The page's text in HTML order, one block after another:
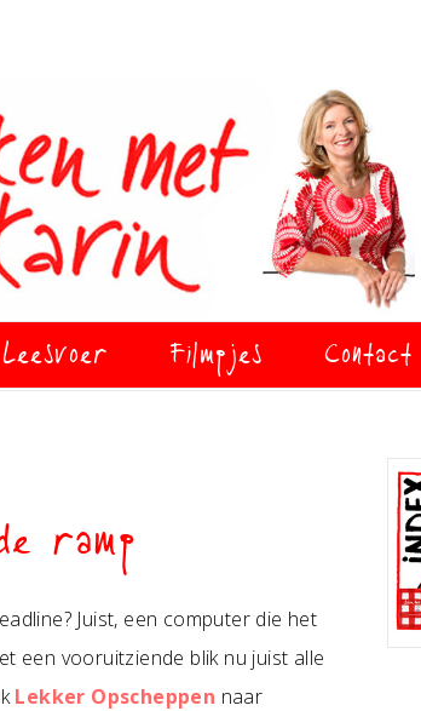
Leesvoer Filmpjes Contact
ramp
Juist, een computer die het
een vooruitziende blik nu juist alle
Lekker Opscheppen naar